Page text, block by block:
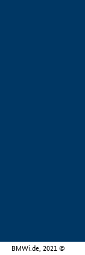
BMWi.de, 2021 ©